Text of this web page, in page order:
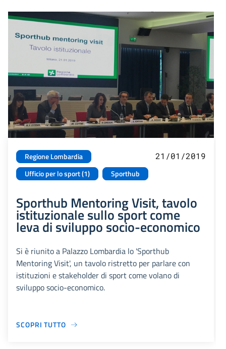
Regione Lombardia
Ufficio per lo sport (1)
Sporthub
21/01/2019
Sporthub Mentoring Visit, tavolo
istituzionale sullo sport come
leva di sviluppo socio-economico
Si è riunito a Palazzo Lombardia lo 'Sporthub
Mentoring Visit', un tavolo ristretto per parlare con
istituzioni e stakeholder di sport come volano di
sviluppo socio-economico.
SCOPRI TUTTO